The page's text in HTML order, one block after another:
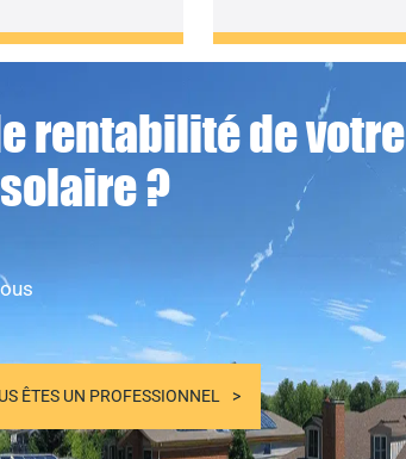
rentabilité de votre
?
ÊTES UN PROFESSIONNEL